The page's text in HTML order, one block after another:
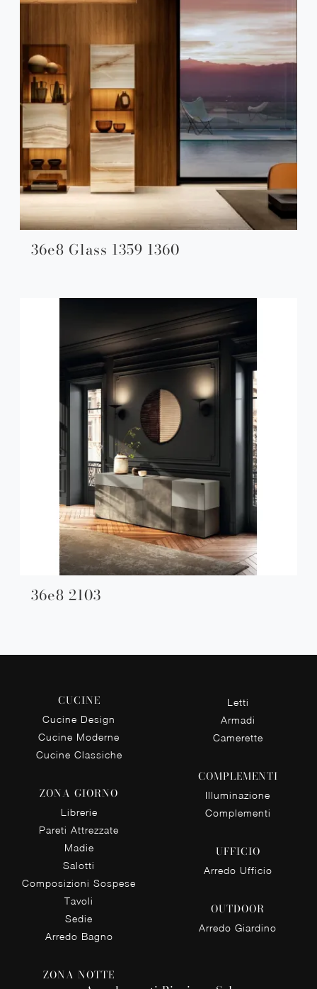
36e8 Glass 1359 1360
36e8 2103
CUCINE
Cucine Design
Cucine Moderne
Cucine Classiche
ZONA GIORNO
Librerie
Pareti Attrezzate
Madie
Salotti
Composizioni Sospese
Tavoli
Sedie
Arredo Bagno
ZONA NOTTE
Letti
Armadi
Camerette
COMPLEMENTI
Illuminazione
Complementi
UFFICIO
Arredo Ufficio
OUTDOOR
Arredo Giardino